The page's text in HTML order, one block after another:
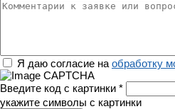
Комментарии к заявке или вопросы
РегионЯ даю согласие на обработку
Введите код с картинки *
укажите символы с картинки